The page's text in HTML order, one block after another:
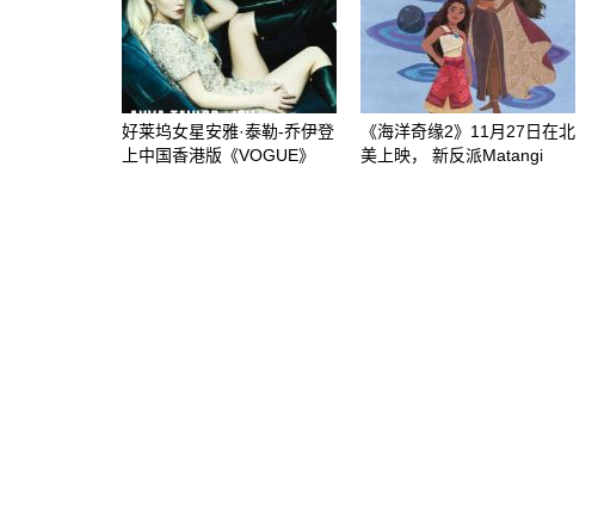
好莱坞女星安雅·泰勒-乔伊登
上中国香港版《VOGUE》
《海洋奇缘2》11月27日在北
美上映， 新反派Matangi